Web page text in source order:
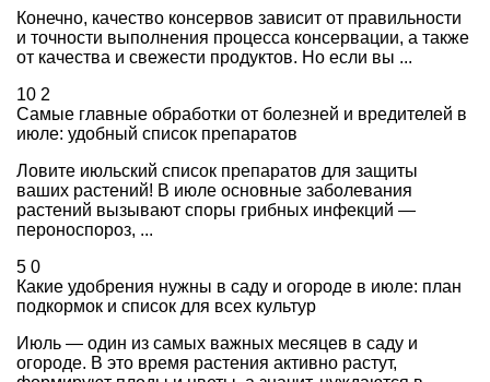
Конечно, качество консервов зависит от правильности
и точности выполнения процесса консервации, а также
от качества и свежести продуктов. Но если вы ...
10 2
Самые главные обработки от болезней и вредителей в
июле: удобный список препаратов
Ловите июльский список препаратов для защиты
ваших растений! В июле основные заболевания
растений вызывают споры грибных инфекций —
пероноспороз, ...
5 0
Какие удобрения нужны в саду и огороде в июле: план
подкормок и список для всех культур
Июль — один из самых важных месяцев в саду и
огороде. В это время растения активно растут,